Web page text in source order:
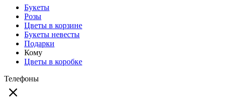
Букеты
Розы
Цветы в корзине
Букеты невесты
Подарки
Кому
Цветы в коробке
Телефоны